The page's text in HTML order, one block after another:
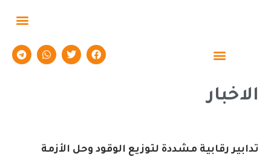
الاخبار
تدابير رقابية مشددة لتوزيع الوقود وحل الأزمة